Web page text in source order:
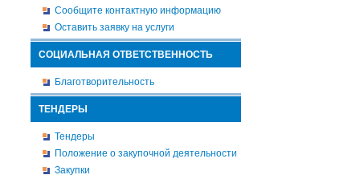
Сообщите контактную информацию
Оставить заявку на услуги
СОЦИАЛЬНАЯ ОТВЕТСТВЕННОСТЬ
Благотворительность
ТЕНДЕРЫ
Тендеры
Положение о закупочной деятельности
Закупки